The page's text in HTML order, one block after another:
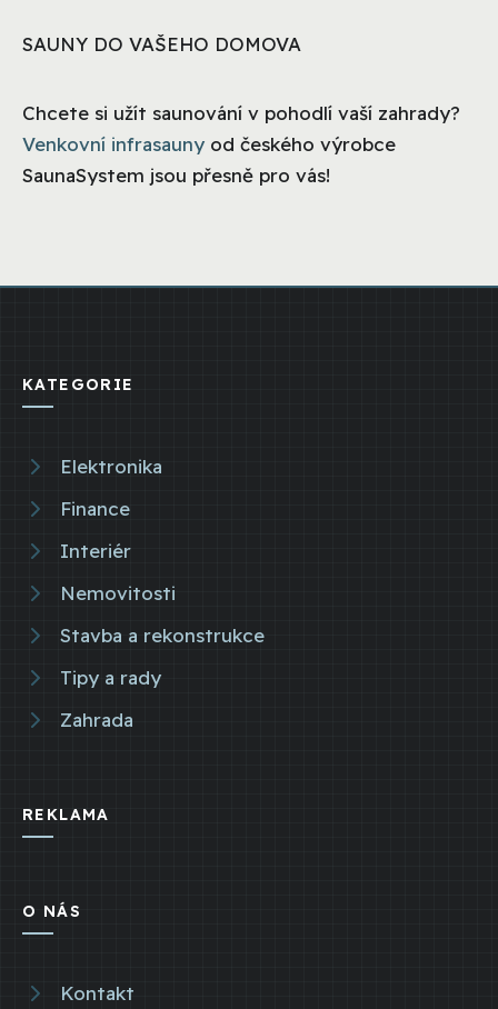
SAUNY DO VAŠEHO DOMOVA
Chcete si užít saunování v pohodlí vaší zahrady?
Venkovní infrasauny od českého výrobce
SaunaSystem jsou přesně pro vás!
KATEGORIE
Elektronika
Finance
Interiér
Nemovitosti
Stavba a rekonstrukce
Tipy a rady
Zahrada
REKLAMA
O NÁS
Kontakt